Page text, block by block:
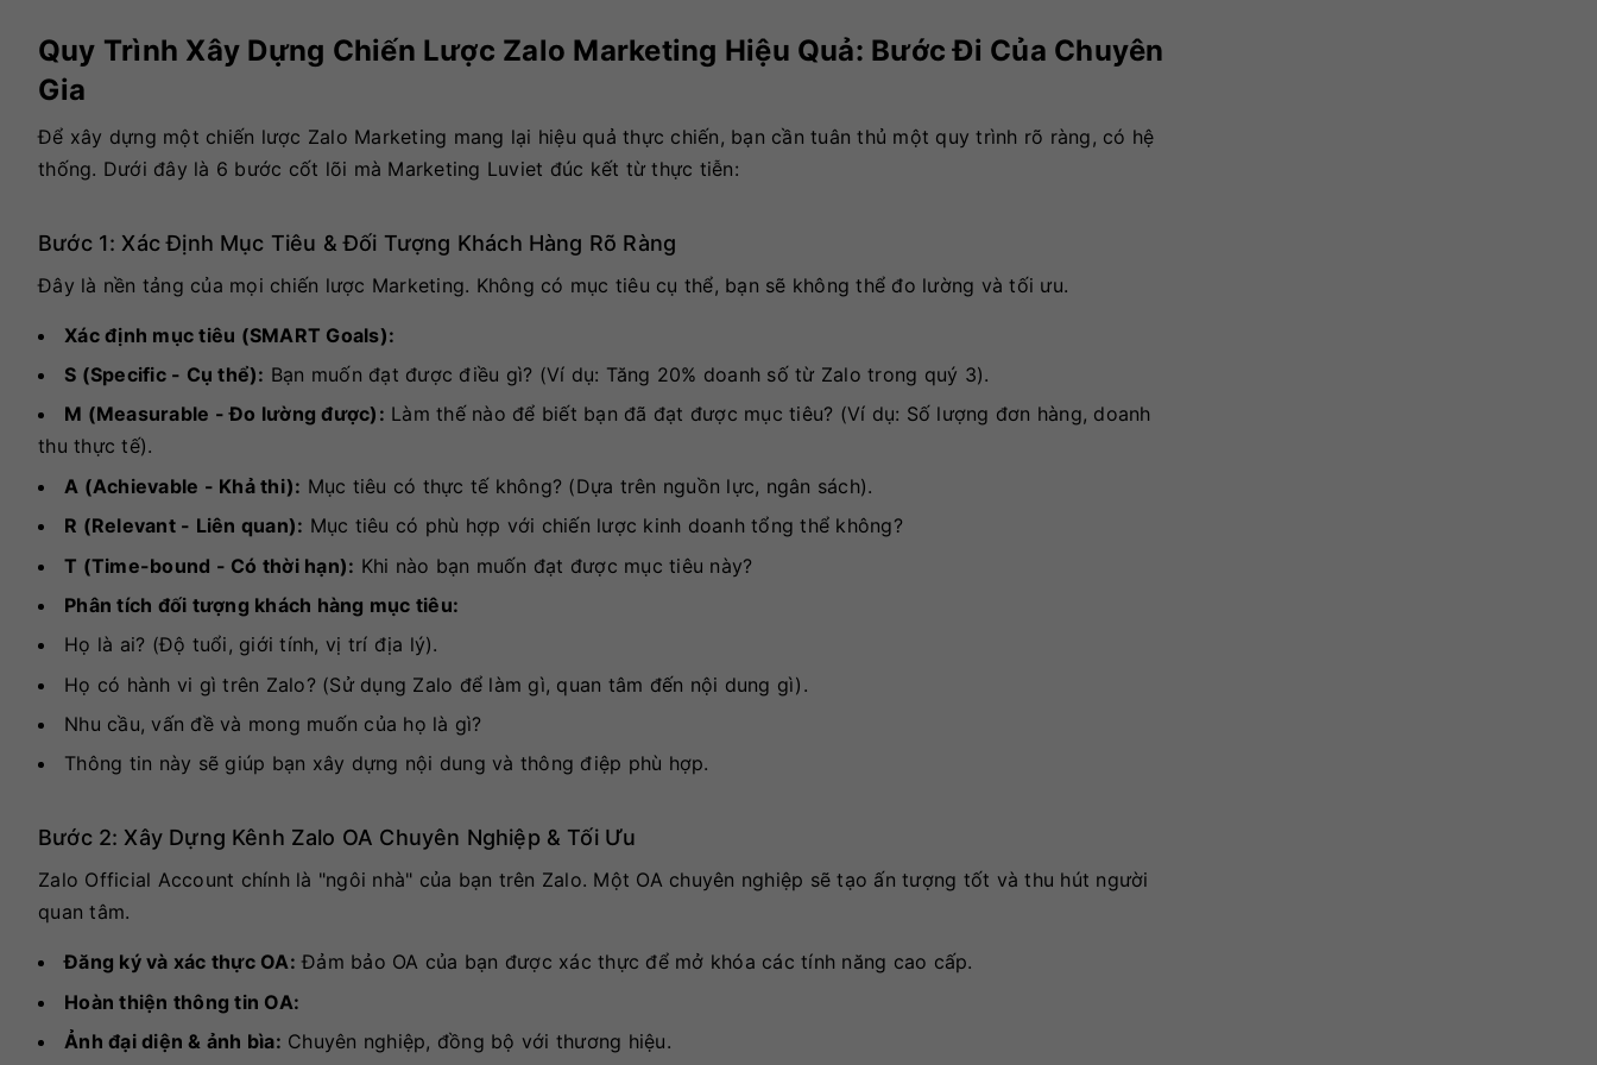
Quy Trình Xây Dựng Chiến Lược Zalo Marketing Hiệu Quả: Bước Đi Của Chuyên
Gia
Để xây dựng một chiến lược Zalo Marketing mang lại hiệu quả thực chiến, bạn cần tuân thủ một quy trình rõ ràng, có hệ
thống. Dưới đây là 6 bước cốt lõi mà Marketing Luviet đúc kết từ thực tiễn:
Bước 1: Xác Định Mục Tiêu & Đối Tượng Khách Hàng Rõ Ràng
Đây là nền tảng của mọi chiến lược Marketing. Không có mục tiêu cụ thể, bạn sẽ không thể đo lường và tối ưu.
Xác định mục tiêu (SMART Goals):
S (Specific - Cụ thể): Bạn muốn đạt được điều gì? (Ví dụ: Tăng 20% doanh số từ Zalo trong quý 3).
M (Measurable - Đo lường được): Làm thế nào để biết bạn đã đạt được mục tiêu? (Ví dụ: Số lượng đơn hàng, doanh
thu thực tế).
A (Achievable - Khả thi): Mục tiêu có thực tế không? (Dựa trên nguồn lực, ngân sách).
R (Relevant - Liên quan): Mục tiêu có phù hợp với chiến lược kinh doanh tổng thể không?
T (Time-bound - Có thời hạn): Khi nào bạn muốn đạt được mục tiêu này?
Phân tích đối tượng khách hàng mục tiêu:
Họ là ai? (Độ tuổi, giới tính, vị trí địa lý).
Họ có hành vi gì trên Zalo? (Sử dụng Zalo để làm gì, quan tâm đến nội dung gì).
Nhu cầu, vấn đề và mong muốn của họ là gì?
Thông tin này sẽ giúp bạn xây dựng nội dung và thông điệp phù hợp.
Bước 2: Xây Dựng Kênh Zalo OA Chuyên Nghiệp & Tối Ưu
Zalo Official Account chính là "ngôi nhà" của bạn trên Zalo. Một OA chuyên nghiệp sẽ tạo ấn tượng tốt và thu hút người
quan tâm.
Đăng ký và xác thực OA: Đảm bảo OA của bạn được xác thực để mở khóa các tính năng cao cấp.
Hoàn thiện thông tin OA:
Ảnh đại diện & ảnh bìa: Chuyên nghiệp, đồng bộ với thương hiệu.